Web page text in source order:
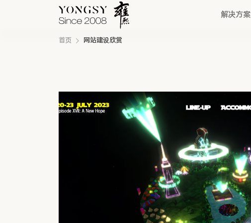
解决方案
新能源案例
我们的业务
首页 网站建设欣赏